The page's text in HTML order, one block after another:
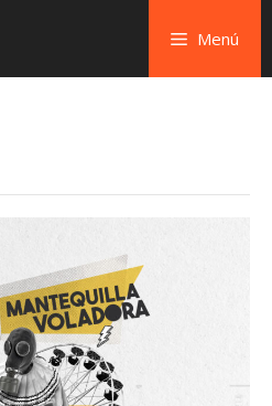
Menú